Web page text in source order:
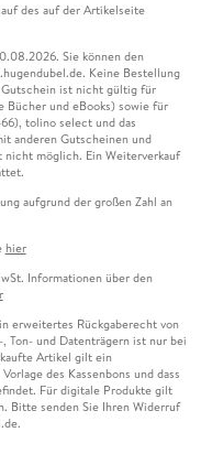
des auf der Artikelseite
Sie können den
Keine Bestellung
ist nicht gültig für
und eBooks) sowie für
tolino select und das
anderen Gutscheinen und
nicht möglich. Ein Weiterverkauf
aufgrund der großen Zahl an
hier
Informationen über den
erweitertes Rückgaberecht von
Ton- und Datenträgern ist nur bei
Artikel gilt ein
des Kassenbons und dass
Für digitale Produkte gilt
Bitte senden Sie Ihren Widerruf